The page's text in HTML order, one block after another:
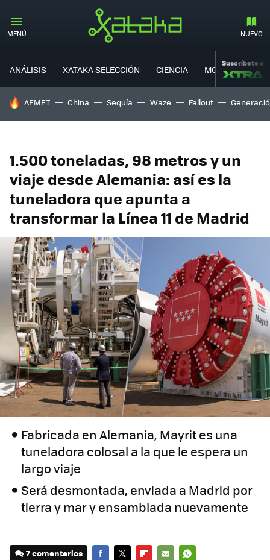
MENÚ NUEVO
ANÁLISIS XATAKA SELECCIÓN CIENCIA MOVILIDAD
Suscríbete a
HOY SE HABLA DE
AEMET China Sequía Waze Fallout
1.500 toneladas, 98 metros y un
viaje desde Alemania: así es la
tuneladora que apunta a
transformar la Línea 11 de Madrid
Fabricada en Alemania, Mayrit es una
tuneladora colosal a la que le espera un
largo viaje
Será desmontada, enviada a Madrid por
tierra y mar y ensamblada nuevamente
7 comentarios